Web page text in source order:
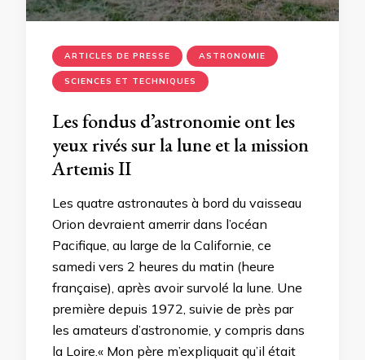
ARTICLES DE PRESSE ASTRONOMIE
SCIENCES ET TECHNIQUES
Les fondus d’astronomie ont les
yeux rivés sur la lune et la mission
Artemis II
Les quatre astronautes à bord du vaisseau
Orion devraient amerrir dans l’océan
Pacifique, au large de la Californie, ce
samedi vers 2 heures du matin (heure
française), après avoir survolé la lune. Une
première depuis 1972, suivie de près par
les amateurs d’astronomie, y compris dans
la Loire.« Mon père m’expliquait qu’il était